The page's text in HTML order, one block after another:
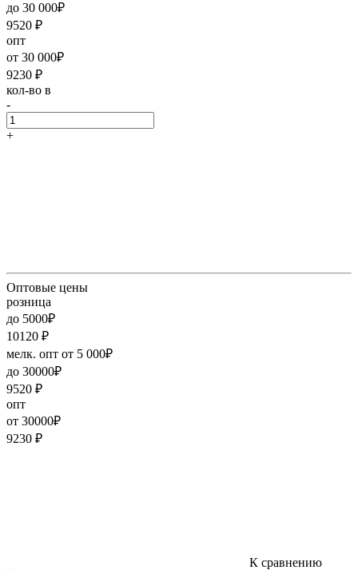
до 30 000₽
9520 ₽
опт
от 30 000₽
9230 ₽
кол-во в
-
+
Оптовые цены
розница
до 5000₽
10120 ₽
мелк. опт от 5 000₽
до 30000₽
9520 ₽
опт
от 30000₽
9230 ₽
К сравнению